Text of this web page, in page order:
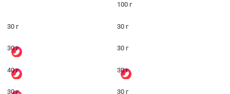
100 г
30 г 30 г
30 г 30 г
40 г 30 г
30 г 30 г